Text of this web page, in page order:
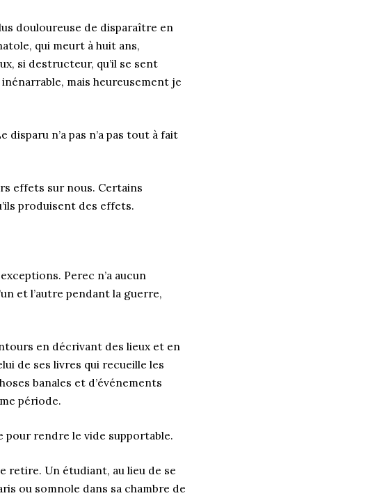
douloureuse de disparaître en
qui meurt à huit ans,
si destructeur, qu’il se sent
mais heureusement je
n’a pas n’a pas tout à fait
effets sur nous. Certains
produisent des effets.
Perec n’a aucun
et l’autre pendant la guerre,
en décrivant des lieux et en
de ses livres qui recueille les
banales et d’événements
période.
pour rendre le vide supportable.
retire. Un étudiant, au lieu de se
ou somnole dans sa chambre de